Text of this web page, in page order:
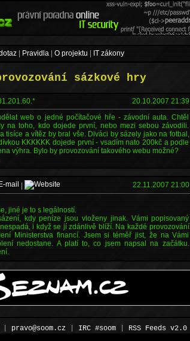
Pravidla O projektu IT zákony
sázkové hry
20.10.2007 21:39
web o jedné počítačové hře - závodní auta. Chtěl
na toho, kdo dojede první, nebo mezi sebou závodili.
tisíce a vítěz by bral vše. Diváci by sázely jako na fotbal,
KKKKKK dojede první - vsadím nato 200kč a podle
výhra. Bylo by provozování takového webu možné?
|
22.11.2007 21:00
jiné je to s legálností.
kdy peníze jsou vloženy jinak. Vámi popisovaný
i když se jí zdánlivě blíží. Na každé provozování
Ministerstva financí. Jsem si téměř jist, že na Vámi
nedostane. A platí to, co jsem napsal na začátku.
pravo@soom.cz IRC #soom RSS Feeds v2.0